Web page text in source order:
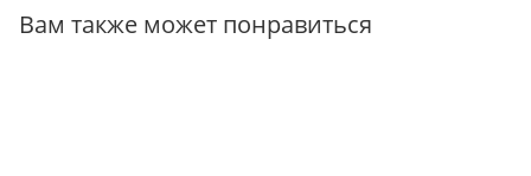
Вам также может понравиться